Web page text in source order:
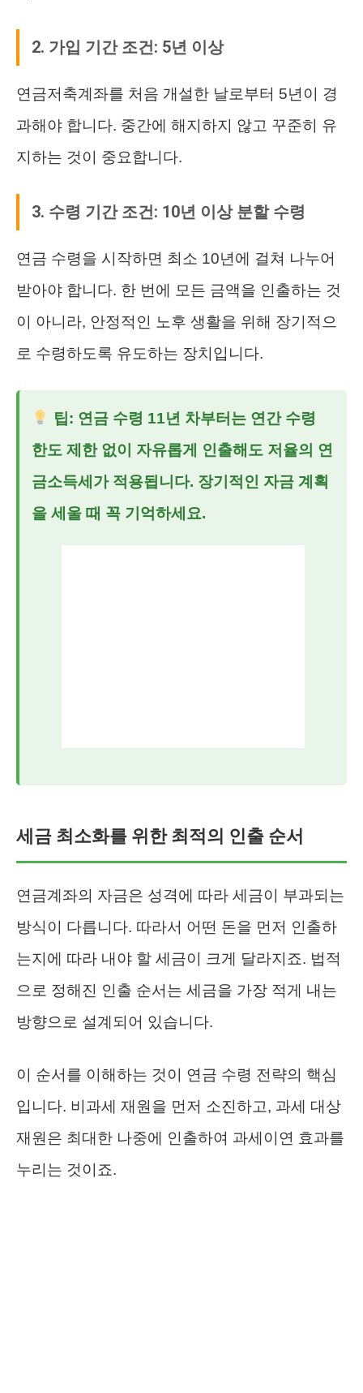
2. 가입 기간 조건: 5년 이상
연금저축계좌를 처음 개설한 날로부터 5년이 경
과해야 합니다. 중간에 해지하지 않고 꾸준히 유
지하는 것이 중요합니다.
3. 수령 기간 조건: 10년 이상 분할 수령
연금 수령을 시작하면 최소 10년에 걸쳐 나누어
받아야 합니다. 한 번에 모든 금액을 인출하는 것
이 아니라, 안정적인 노후 생활을 위해 장기적으
로 수령하도록 유도하는 장치입니다.
팁: 연금 수령 11년 차부터는 연간 수령
한도 제한 없이 자유롭게 인출해도 저율의 연
금소득세가 적용됩니다. 장기적인 자금 계획
을 세울 때 꼭 기억하세요.
세금 최소화를 위한 최적의 인출 순서
연금계좌의 자금은 성격에 따라 세금이 부과되는
방식이 다릅니다. 따라서 어떤 돈을 먼저 인출하
는지에 따라 내야 할 세금이 크게 달라지죠. 법적
으로 정해진 인출 순서는 세금을 가장 적게 내는
방향으로 설계되어 있습니다.
이 순서를 이해하는 것이 연금 수령 전략의 핵심
입니다. 비과세 재원을 먼저 소진하고, 과세 대상
재원은 최대한 나중에 인출하여 과세이연 효과를
누리는 것이죠.